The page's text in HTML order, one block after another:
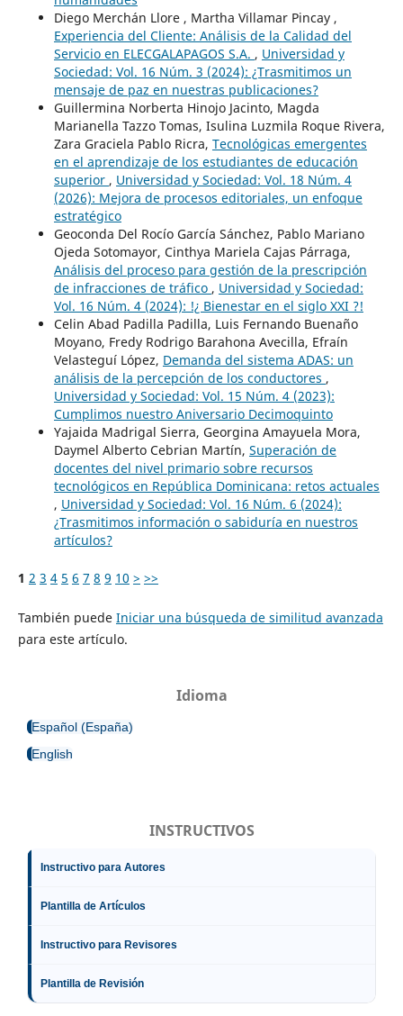
Diego Merchán Llore , Martha Villamar Pincay ,
Experiencia del Cliente: Análisis de la Calidad del
Servicio en ELECGALAPAGOS S.A. , Universidad y
Sociedad: Vol. 16 Núm. 3 (2024): ¿Trasmitimos un
mensaje de paz en nuestras publicaciones?
Guillermina Norberta Hinojo Jacinto, Magda
Marianella Tazzo Tomas, Isulina Luzmila Roque Rivera,
Zara Graciela Pablo Ricra, Tecnológicas emergentes
en el aprendizaje de los estudiantes de educación
superior , Universidad y Sociedad: Vol. 18 Núm. 4
(2026): Mejora de procesos editoriales, un enfoque
estratégico
Geoconda Del Rocío García Sánchez, Pablo Mariano
Ojeda Sotomayor, Cinthya Mariela Cajas Párraga,
Análisis del proceso para gestión de la prescripción
de infracciones de tráfico , Universidad y Sociedad:
Vol. 16 Núm. 4 (2024): !¿ Bienestar en el siglo XXI ?!
Celin Abad Padilla Padilla, Luis Fernando Buenaño
Moyano, Fredy Rodrigo Barahona Avecilla, Efraín
Velasteguí López, Demanda del sistema ADAS: un
análisis de la percepción de los conductores ,
Universidad y Sociedad: Vol. 15 Núm. 4 (2023):
Cumplimos nuestro Aniversario Decimoquinto
Yajaida Madrigal Sierra, Georgina Amayuela Mora,
Daymel Alberto Cebrian Martín, Superación de
docentes del nivel primario sobre recursos
tecnológicos en República Dominicana: retos actuales
, Universidad y Sociedad: Vol. 16 Núm. 6 (2024):
¿Trasmitimos información o sabiduría en nuestros
artículos?
1 2 3 4 5 6 7 8 9 10 > >>
También puede Iniciar una búsqueda de similitud avanzada
para este artículo.
Idioma
Español (España)
English
INSTRUCTIVOS
Instructivo para Autores
Plantilla de Artículos
Instructivo para Revisores
Plantilla de Revisión